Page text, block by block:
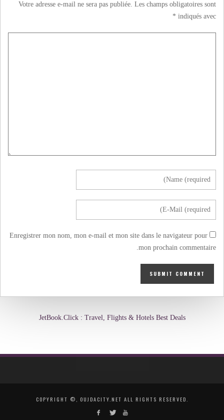
Votre adresse e-mail ne sera pas publiée. Les champs obligatoires sont
indiqués avec
*
Enregistrer mon nom, mon e-mail et mon site dans le navigateur pour
mon prochain commentaire.
JetBook.Click : Travel, Flights & Hotels Best Deals
COPYRIGHT ©, OUJDACITY.NET ALL RIGHTS RESERVED.